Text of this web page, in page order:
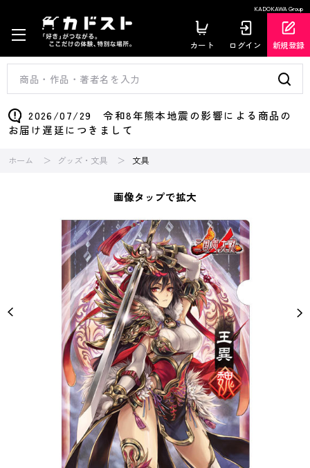
KADOKAWA Group
カート ログイン 新規登録
2026/07/29 令和8年熊本地震の影響による商品の
お届け遅延につきまして
ホーム グッズ・文具 文具
画像タップで拡大